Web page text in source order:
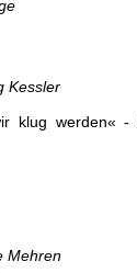
Kessler
klug werden« -
Mehren